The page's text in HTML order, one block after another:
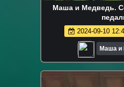
Маша и Медведь.
2024-09-10
Маша и